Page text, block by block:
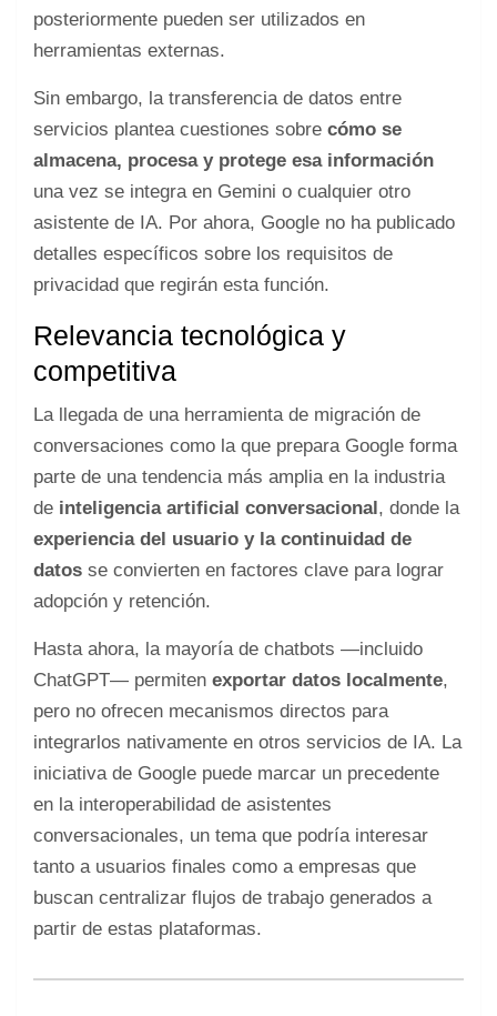
posteriormente pueden ser utilizados en
herramientas externas.
Sin embargo, la transferencia de datos entre
servicios plantea cuestiones sobre cómo se
almacena, procesa y protege esa información
una vez se integra en Gemini o cualquier otro
asistente de IA. Por ahora, Google no ha publicado
detalles específicos sobre los requisitos de
privacidad que regirán esta función.
Relevancia tecnológica y
competitiva
La llegada de una herramienta de migración de
conversaciones como la que prepara Google forma
parte de una tendencia más amplia en la industria
de inteligencia artificial conversacional, donde la
experiencia del usuario y la continuidad de
datos se convierten en factores clave para lograr
adopción y retención.
Hasta ahora, la mayoría de chatbots —incluido
ChatGPT— permiten exportar datos localmente,
pero no ofrecen mecanismos directos para
integrarlos nativamente en otros servicios de IA. La
iniciativa de Google puede marcar un precedente
en la interoperabilidad de asistentes
conversacionales, un tema que podría interesar
tanto a usuarios finales como a empresas que
buscan centralizar flujos de trabajo generados a
partir de estas plataformas.